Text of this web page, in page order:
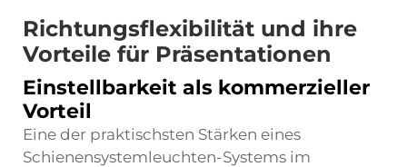
Richtungsflexibilität und ihre
Vorteile für Präsentationen
Einstellbarkeit als kommerzieller
Vorteil
Eine der praktischsten Stärken eines
Schienensystemleuchten-Systems im